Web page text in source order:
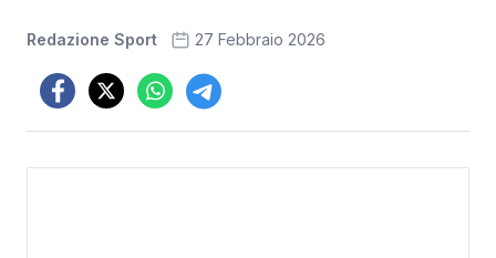
Redazione Sport 27 Febbraio 2026